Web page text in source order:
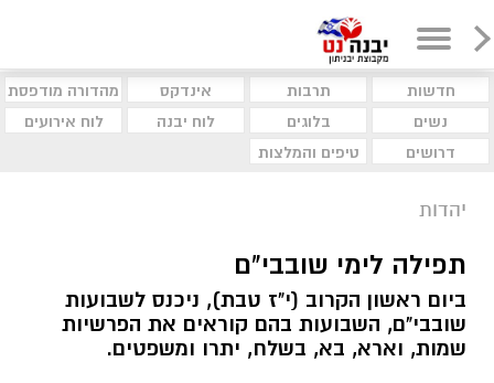
חדשות תרבות אינדקס
מהדורה מודפסת
נשים
בלוגים לוח יבנה
לוח אירועים
דרושים
טיפים והמלצות
יהדות
תפילה לימי שובבי"ם
ביום ראשון הקרוב (י"ז טבת), ניכנס לשבועות
שובבי"ם, השבועות בהם קוראים את הפרשיות
שמות, וארא, בא, בשלח, יתרו ומשפטים.